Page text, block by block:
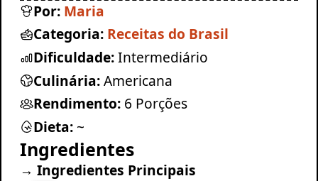
Por: Maria
Categoria: Receitas do Brasil
Dificuldade:Intermediário
Culinária:Americana
Rendimento: 6 Porções
Dieta: ~
Ingredientes
→ Ingredientes Principais